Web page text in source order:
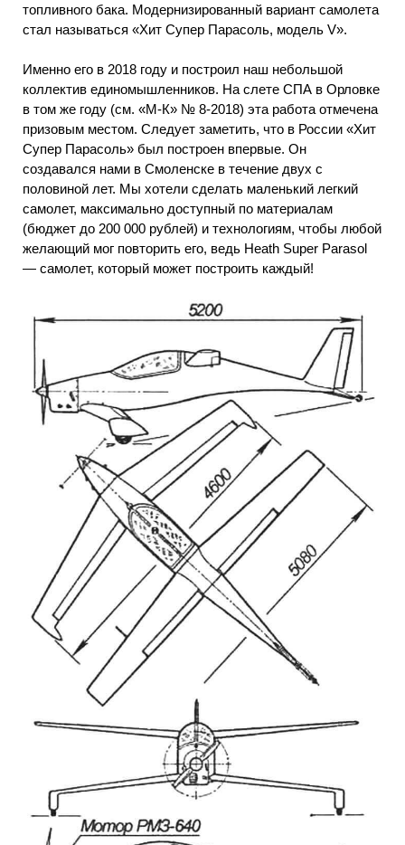
топливного бака. Модернизированный вариант самолета
стал называться «Хит Супер Парасоль, модель V».
Именно его в 2018 году и построил наш небольшой
коллектив единомышленников. На слете СПА в Орловке
в том же году (см. «М-К» № 8-2018) эта работа отмечена
призовым местом. Следует заметить, что в России «Хит
Супер Парасоль» был построен впервые. Он
создавался нами в Смоленске в течение двух с
половиной лет. Мы хотели сделать маленький легкий
самолет, максимально доступный по материалам
(бюджет до 200 000 рублей) и технологиям, чтобы любой
желающий мог повторить его, ведь Heath Super Parasol
— самолет, который может построить каждый!